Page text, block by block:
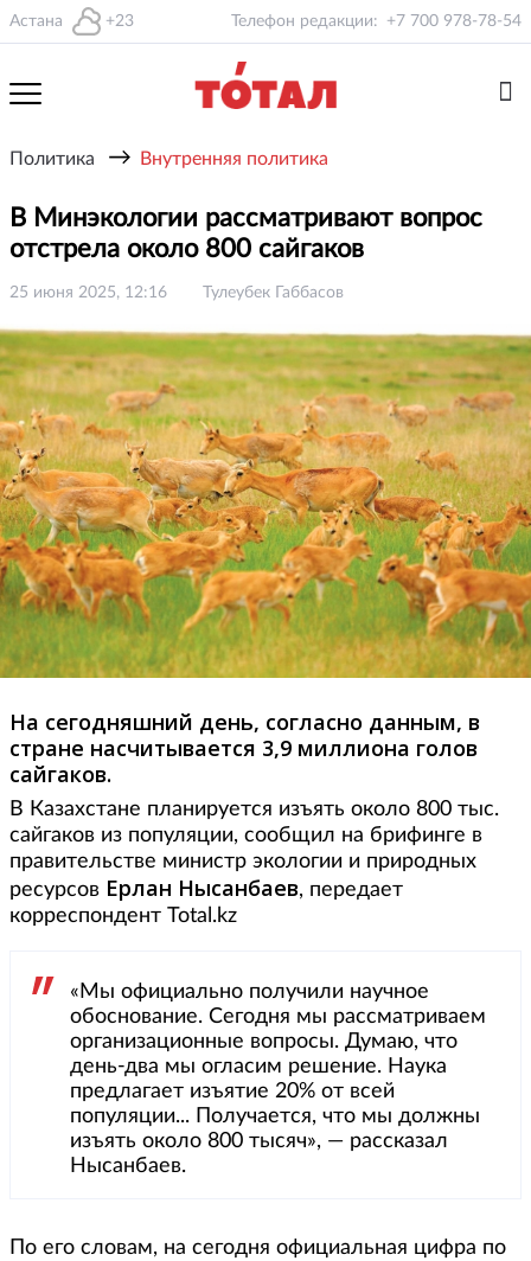
Астана +23 Телефон редакции: +7 700 978-78-54
Политика → Внутренняя политика
В Минэкологии рассматривают вопрос
отстрела около 800 сайгаков
25 июня 2025, 12:16 Тулеубек Габбасов
На сегодняшний день, согласно данным, в
стране насчитывается 3,9 миллиона голов
сайгаков.
В Казахстане планируется изъять около 800 тыс.
сайгаков из популяции, сообщил на брифинге в
правительстве министр экологии и природных
ресурсов Ерлан Нысанбаев, передает
корреспондент Total.kz
«Мы официально получили научное
обоснование. Сегодня мы рассматриваем
организационные вопросы. Думаю, что
день-два мы огласим решение. Наука
предлагает изъятие 20% от всей
популяции... Получается, что мы должны
изъять около 800 тысяч», — рассказал
Нысанбаев.
По его словам, на сегодня официальная цифра по